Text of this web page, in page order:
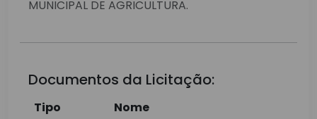
MUNICIPAL DE AGRICULTURA.
Documentos da Licitação:
Tipo Nome